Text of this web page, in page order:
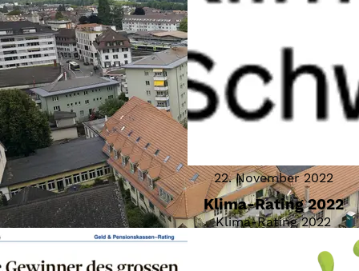
Pensionskassen-Rating
22. November 2022
Klima-Rating 2022
Klima-Rating 2022